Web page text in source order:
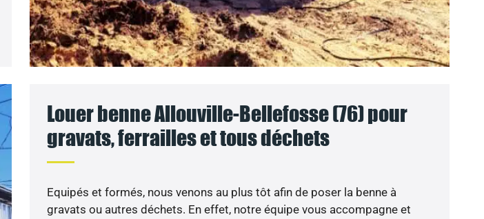
Louer benne Allouville-Bellefosse (76) pour
gravats, ferrailles et tous déchets
Equipés et formés, nous venons au plus tôt afin de poser la benne à
gravats ou autres déchets. En effet, notre équipe vous accompagne et